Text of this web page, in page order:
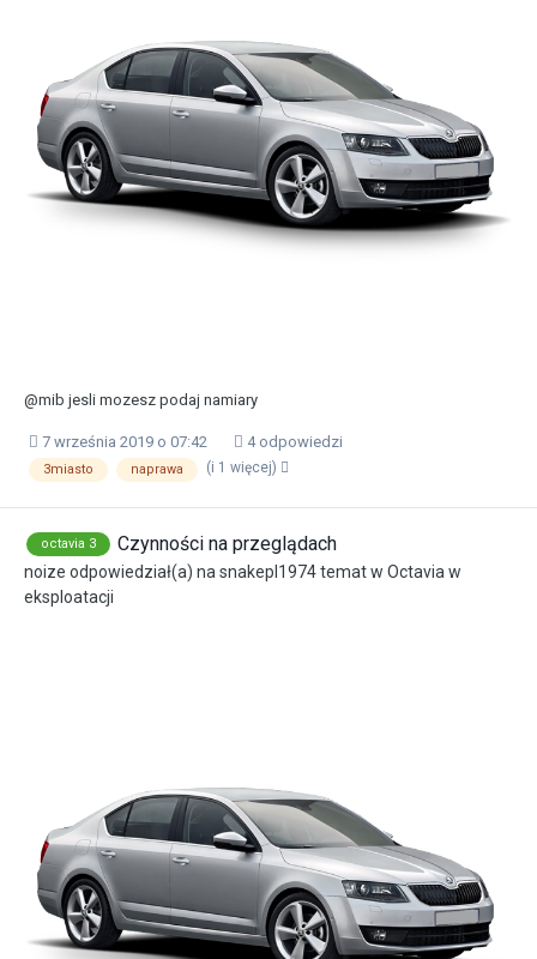
@mib jesli mozesz podaj namiary
7 września 2019 o 07:42 4 odpowiedzi
3miasto naprawa (i 1 więcej)
octavia 3 Czynności na przeglądach
noize odpowiedział(a) nasnakepl1974temat w Octavia w
eksploatacji